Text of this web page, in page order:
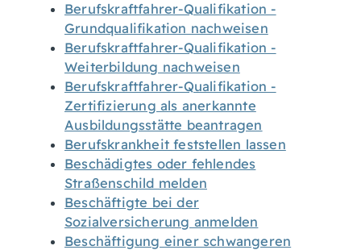
Berufskraftfahrer-Qualifikation -
Grundqualifikation nachweisen
Berufskraftfahrer-Qualifikation -
Weiterbildung nachweisen
Berufskraftfahrer-Qualifikation -
Zertifizierung als anerkannte
Ausbildungsstätte beantragen
Berufskrankheit feststellen lassen
Beschädigtes oder fehlendes
Straßenschild melden
Beschäftigte bei der
Sozialversicherung anmelden
Beschäftigung einer schwangeren